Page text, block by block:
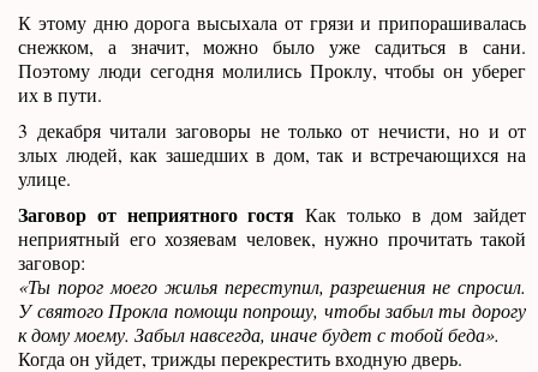
К этому дню дорога высыхала от грязи и припорашивалась
снежком, а значит, можно было уже садиться в сани.
Поэтому люди сегодня молились Проклу, чтобы он уберег
их в пути.
3 декабря читали заговоры не только от нечисти, но и от
злых людей, как зашедших в дом, так и встречающихся на
улице.
Заговор от неприятного гостя Как только в дом зайдет
неприятный его хозяевам человек, нужно прочитать такой
заговор:
«Ты порог моего жилья переступил, разрешения не спросил.
У святого Прокла помощи попрошу, чтобы забыл ты дорогу
к дому моему. Забыл навсегда, иначе будет с тобой беда».
Когда он уйдет, трижды перекрестить входную дверь.